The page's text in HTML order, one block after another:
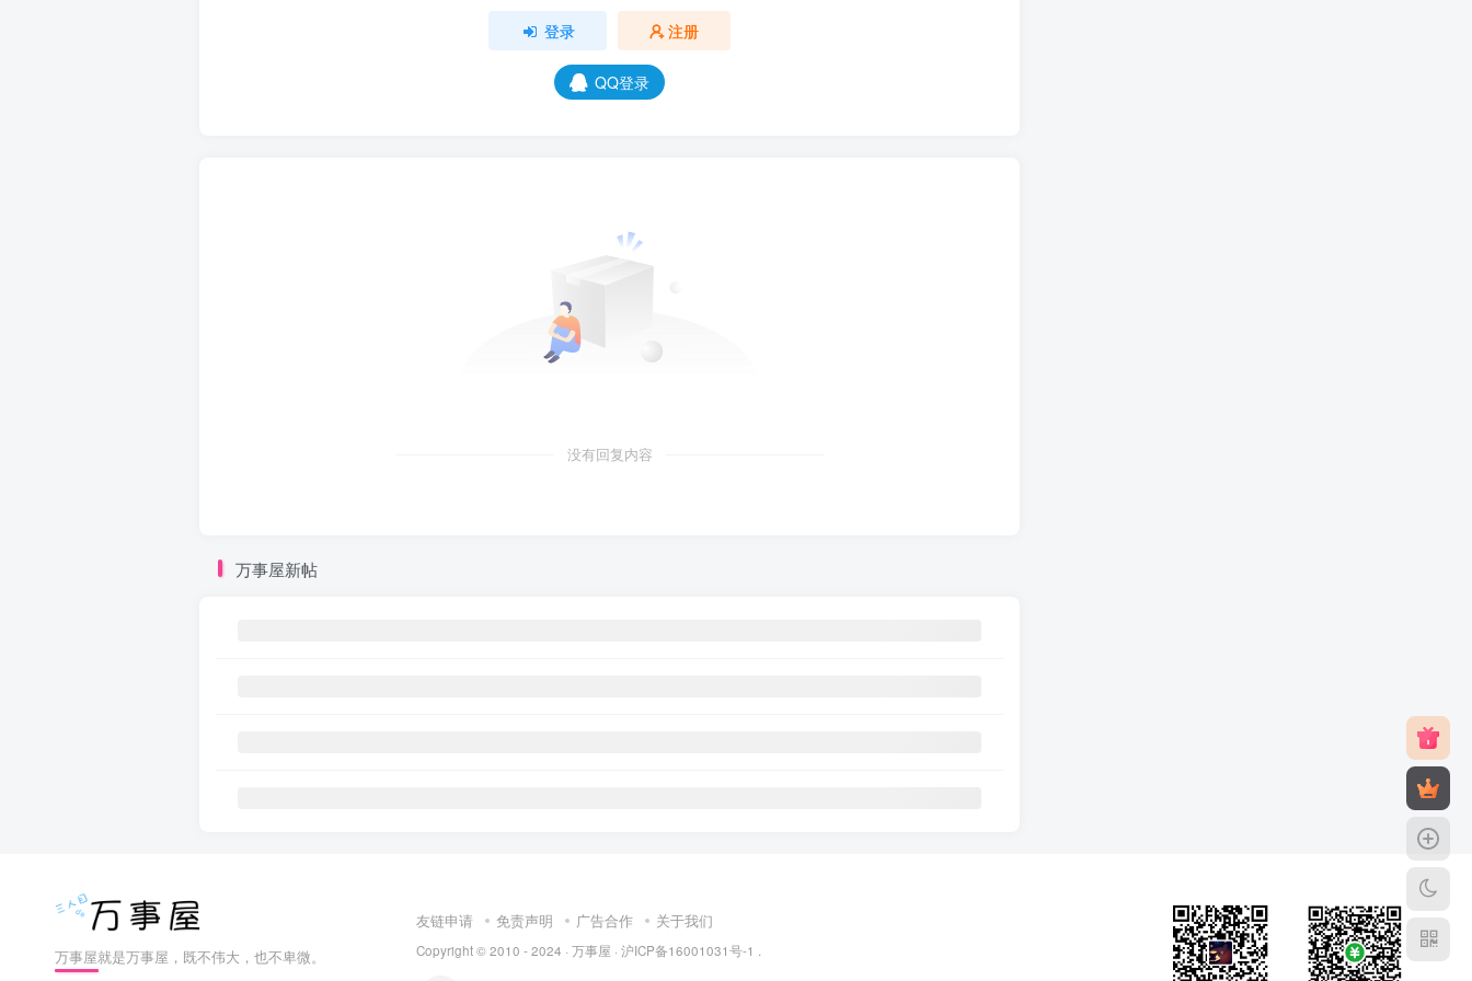
登录 注册
QQ登录
没有回复内容
万事屋新帖
万事屋就是万事屋，既不伟大，也不卑微。
友链申请 免责声明 广告合作 关于我们
Copyright © 2010 - 2024 · 万事屋 · 沪ICP备16001031号-1